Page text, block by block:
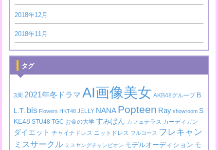
2018年12月
2018年11月
タグ
3周 2021年冬ドラマ AI画像美女 AKB48グループ B.
L.T. bis Flowers HKT48 JELLY NANA Popteen Ray showroom S
KE48 STU48 TGC お金の大学 すみぽん カフェテラス カーディガン
ダイエット チャイナドレス ニットドレス フルコース フレキャン
ミスサークル ミスヤングチャンピオン モデルオーディション モ